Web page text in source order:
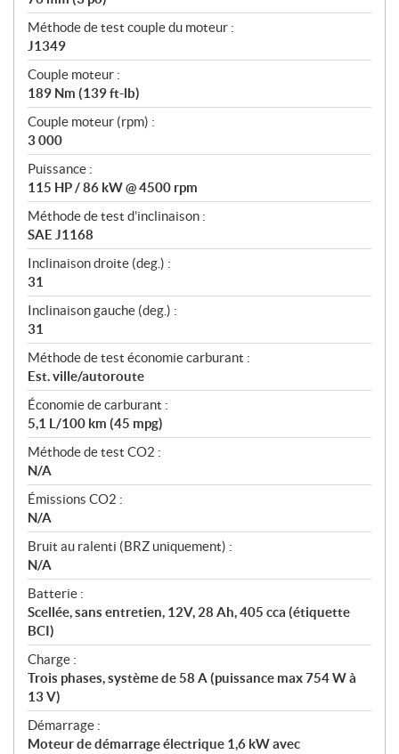
Méthode de test couple du moteur :
J1349
Couple moteur :
189 Nm (139 ft-lb)
Couple moteur (rpm) :
3 000
Puissance :
115 HP / 86 kW @ 4500 rpm
Méthode de test d’inclinaison :
SAE J1168
Inclinaison droite (deg.) :
31
Inclinaison gauche (deg.) :
31
Méthode de test économie carburant :
Est. ville/autoroute
Économie de carburant :
5,1 L/100 km (45 mpg)
Méthode de test CO2 :
N/A
Émissions CO2 :
N/A
Bruit au ralenti (BRZ uniquement) :
N/A
Batterie :
Scellée, sans entretien, 12V, 28 Ah, 405 cca (étiquette
BCI)
Charge :
Trois phases, système de 58 A (puissance max 754 W à
13 V)
Démarrage :
Moteur de démarrage électrique 1,6 kW avec